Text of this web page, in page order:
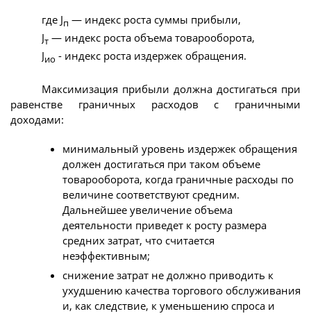
где Jп — индекс роста суммы прибыли,
Jт — индекс роста объема товарооборота,
Jио - индекс роста издержек обращения.
Максимизация прибыли должна достигаться при
равенстве граничных расходов с граничными
доходами:
минимальный уровень издержек обращения
должен достигаться при таком объеме
товарооборота, когда граничные расходы по
величине соответствуют средним.
Дальнейшее увеличение объема
деятельности приведет к росту размера
средних затрат, что считается
неэффективным;
снижение затрат не должно приводить к
ухудшению качества торгового обслуживания
и, как следствие, к уменьшению спроса и